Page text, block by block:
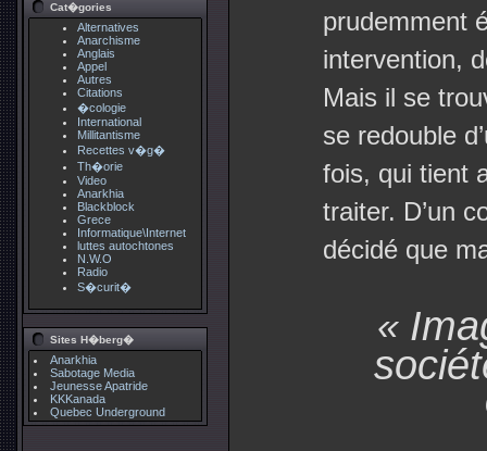
Cat�gories
Alternatives
Anarchisme
Anglais
Appel
Autres
Citations
�cologie
International
Millitantisme
Recettes v�g�
Th�orie
Video
Anarkhia
Blackblock
Grece
Informatique\Internet
luttes autochtones
N.W.O
Radio
S�curit�
Sites H�berg�
Anarkhia
Sabotage Media
Jeunesse Apatride
KKKanada
Quebec Underground
prudemment
intervention,
Mais il se
se redouble
fois, qui tient
traiter. D’un
décidé que
«